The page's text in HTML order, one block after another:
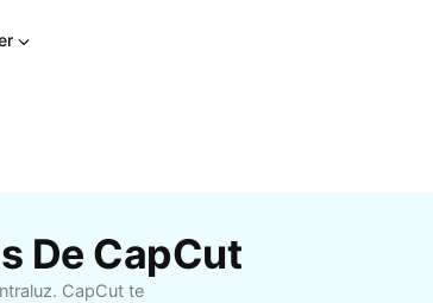
De CapCut
CapCut te